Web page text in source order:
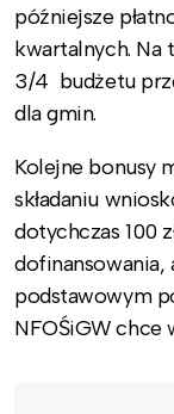
późniejsze
kwartalnych. Na
3/4 budżetu
dla gmin.
Kolejne bonusy
składaniu
dotychczas 100
dofinansowania,
podstawowym
NFOŚiGW chce